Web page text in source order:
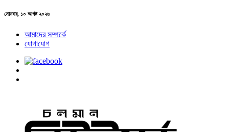
সোমবার, ১০ আগষ্ট ২০২৬
আমাদের সম্পর্কে
যোগাযোগ